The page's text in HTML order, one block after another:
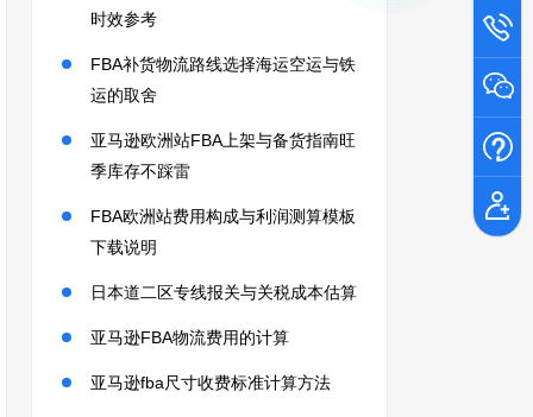
时效参考
FBA补货物流路线选择海运空运与铁
运的取舍
亚马逊欧洲站FBA上架与备货指南旺
季库存不踩雷
FBA欧洲站费用构成与利润测算模板
下载说明
日本道二区专线报关与关税成本估算
亚马逊FBA物流费用的计算
亚马逊fba尺寸收费标准计算方法